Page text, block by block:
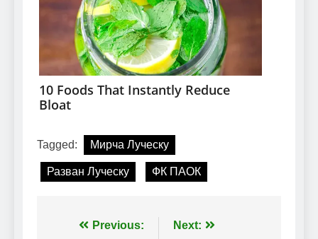
Tagged: Мирча Луческу
Разван Луческу ФК ПАОК
Навігація
Previous: Next: